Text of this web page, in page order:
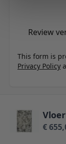
Review
This form is
Privacy Policy
€